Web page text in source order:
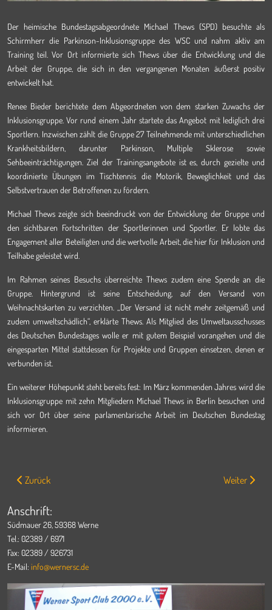
Der heimische Bundestagsabgeordnete Michael Thews (SPD) besuchte als
Schirmherr die Parkinson-Inklusionsgruppe des WSC und nahm aktiv am
Training teil. Vor Ort informierte sich Thews über die Entwicklung und die
Arbeit der Gruppe, die sich in den vergangenen Monaten äußerst positiv
entwickelt hat.
Renee Bieder berichtete dem Abgeordneten von dem starken Zuwachs der
Inklusionsgruppe. Vor rund einem Jahr startete das Angebot mit lediglich drei
Sportlern. Inzwischen zählt die Gruppe 27 Teilnehmende mit unterschiedlichen
Krankheitsbildern, darunter Parkinson, Multiple Sklerose sowie
Sehbeeinträchtigungen. Ziel der Trainingsangebote ist es, durch gezielte und
koordinierte Übungen im Tischtennis die Motorik, Beweglichkeit und das
Selbstvertrauen der Betroffenen zu fördern.
Michael Thews zeigte sich beeindruckt von der Entwicklung der Gruppe und
den sichtbaren Fortschritten der Sportlerinnen und Sportler. Er lobte das
Engagement aller Beteiligten und die wertvolle Arbeit, die hier für Inklusion und
Teilhabe geleistet wird.
Im Rahmen seines Besuchs überreichte Thews zudem eine Spende an die
Gruppe. Hintergrund ist seine Entscheidung, auf den Versand von
Weihnachtskarten zu verzichten. „Der Versand ist nicht mehr zeitgemäß und
zudem umweltschädlich“, erklärte Thews. Als Mitglied des Umweltausschusses
des Deutschen Bundestages wolle er mit gutem Beispiel vorangehen und die
eingesparten Mittel stattdessen für Projekte und Gruppen einsetzen, denen er
verbunden ist.
Ein weiterer Höhepunkt steht bereits fest: Im März kommenden Jahres wird die
Inklusionsgruppe mit zehn Mitgliedern Michael Thews in Berlin besuchen und
sich vor Ort über seine parlamentarische Arbeit im Deutschen Bundestag
informieren.
Vorheriger Beitrag: Weihnachtsvorgabeturnier des WSC mit
Zurück Nächster
Weiter
Anschrift:
Südmauer 26, 59368 Werne
Tel.: 02389 / 6971
Fax: 02389 / 926731
E-Mail: info@wernersc.de